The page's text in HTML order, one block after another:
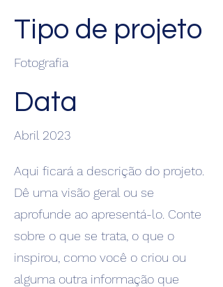
Tipo de projeto
Fotografia
Data
Abril 2023
Aqui ficará a descrição do projeto.
Dê uma visão geral ou se
aprofunde ao apresentá-lo. Conte
sobre o que se trata, o que o
inspirou, como você o criou ou
alguma outra informação que